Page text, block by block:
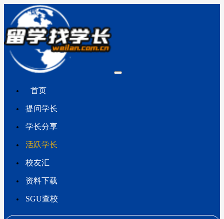
首页
提问学长
学长分享
活跃学长
校友汇
资料下载
SGU查校